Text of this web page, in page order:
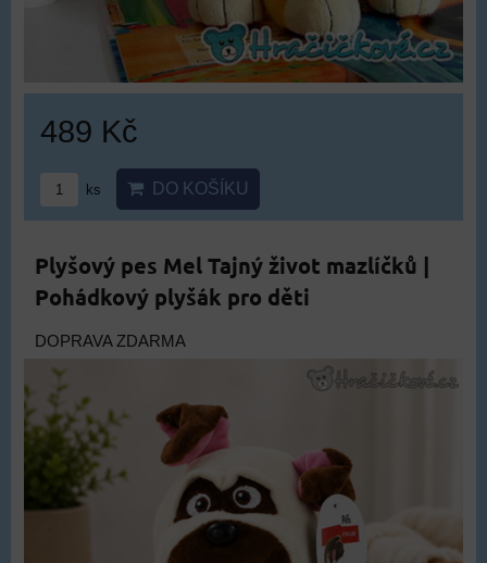
489 Kč
ks DO KOŠÍKU
Plyšový pes Mel Tajný život mazlíčků |
Pohádkový plyšák pro děti
DOPRAVA ZDARMA